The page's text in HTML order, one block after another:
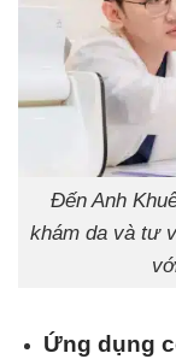
Đến Anh
khám da và tư
Ứng dụng